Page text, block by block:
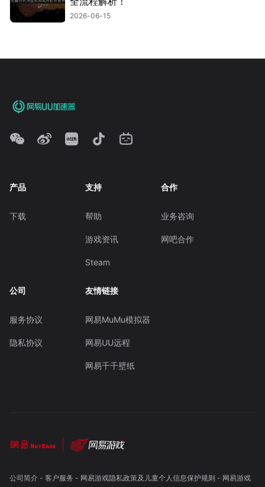
2026-06-15
产品
下载
支持
帮助
游戏资讯
Steam
合作
业务咨询
网吧合作
公司
服务协议
隐私协议
友情链接
网易MuMu模拟器
网易UU远程
网易千千壁纸
公司简介- 客户服务 - 网易游戏隐私政策及儿童个人信息保护规则 - 网易游戏